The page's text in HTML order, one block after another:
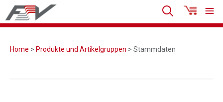
Home > Produkte und Artikelgruppen > Stammdaten